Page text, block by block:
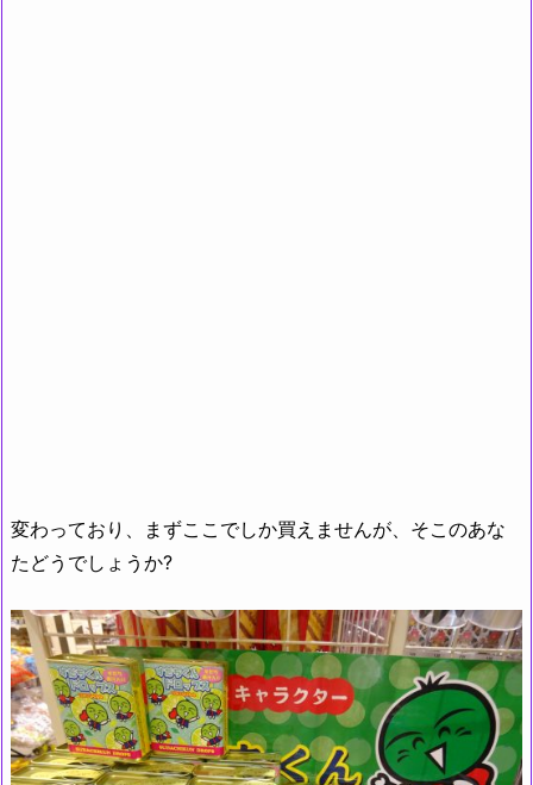
変わっており、まずここでしか買えませんが、そこのあな
たどうでしょうか?